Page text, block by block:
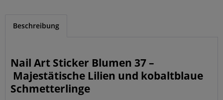
Beschreibung
Nail Art Sticker Blumen 37 –
Majestätische Lilien und kobaltblaue
Schmetterlinge